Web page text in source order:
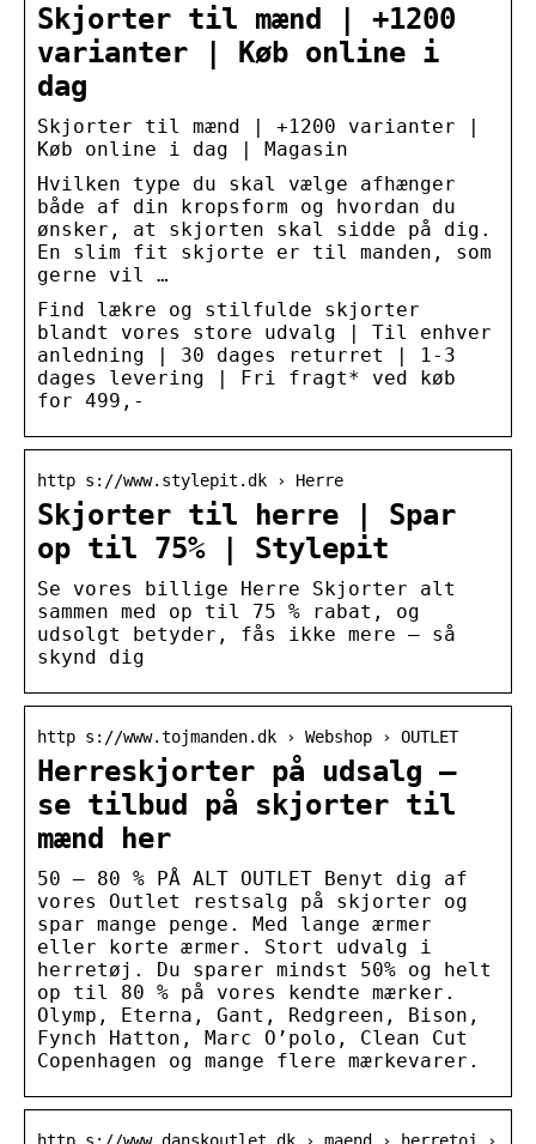
Skjorter til mænd | +1200
varianter | Køb online i
dag
Skjorter til mænd | +1200 varianter |
Køb online i dag | Magasin
Hvilken type du skal vælge afhænger
både af din kropsform og hvordan du
ønsker, at skjorten skal sidde på dig.
En slim fit skjorte er til manden, som
gerne vil …
Find lækre og stilfulde skjorter
blandt vores store udvalg | Til enhver
anledning | 30 dages returret | 1-3
dages levering | Fri fragt* ved køb
for 499,-
http s://www.stylepit.dk › Herre
Skjorter til herre | Spar
op til 75% | Stylepit
Se vores billige Herre Skjorter alt
sammen med op til 75 % rabat, og
udsolgt betyder, fås ikke mere – så
skynd dig
http s://www.tojmanden.dk › Webshop › OUTLET
Herreskjorter på udsalg –
se tilbud på skjorter til
mænd her
50 – 80 % PÅ ALT OUTLET Benyt dig af
vores Outlet restsalg på skjorter og
spar mange penge. Med lange ærmer
eller korte ærmer. Stort udvalg i
herretøj. Du sparer mindst 50% og helt
op til 80 % på vores kendte mærker.
Olymp, Eterna, Gant, Redgreen, Bison,
Fynch Hatton, Marc O’polo, Clean Cut
Copenhagen og mange flere mærkevarer.